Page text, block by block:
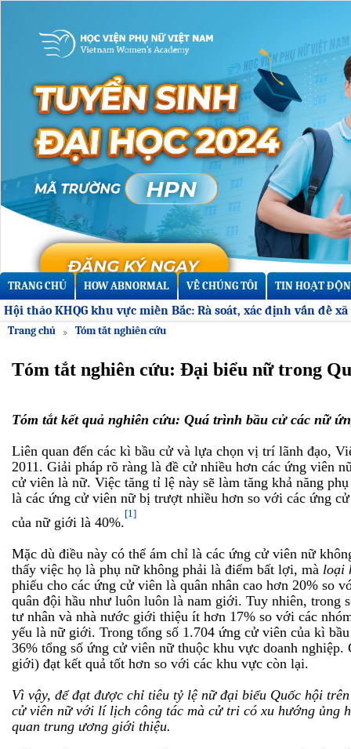
TRANG CHỦ HOW ABNORMAL VỀ CHÚNG TÔI TIN HOẠT
Trang chủ Tóm tắt nghiên cứu
Tóm tắt nghiên cứu: Đại biểu nữ trong
Tóm tắt kết quả nghiên cứu: Quá trình bầu cử các nữ
Liên quan đến các kì bầu cử và lựa chọn vị trí lãnh đạo,
2011. Giải pháp rõ ràng là đề cử nhiều hơn các ứng viên
cử viên là nữ. Việc tăng tỉ lệ này sẽ làm tăng khả năng
là các ứng cử viên nữ bị trượt nhiều hơn so với các ứng
của nữ giới là 40%.
[1]
Mặc dù điều này có thể ám chỉ là các ứng cử viên nữ
thấy việc họ là phụ nữ không phải là điểm bất lợi, mà loại
phiếu cho các ứng cử viên là quân nhân cao hơn 20% so
quân đội hầu như luôn luôn là nam giới. Tuy nhiên, trong
tư nhân và nhà nước giới thiệu ít hơn 17% so với các
yếu là nữ giới. Trong tổng số 1.704 ứng cử viên của kì
36% tổng số ứng cử viên nữ thuộc khu vực doanh
giới) đạt kết quả tốt hơn so với các khu vực còn lại.
Vì vậy, để đạt được chỉ tiêu tỷ lệ nữ đại biểu Quốc hội
cử viên nữ với lí lịch công tác mà cử tri có xu hướng ủng
quan trung ương giới thiệu.